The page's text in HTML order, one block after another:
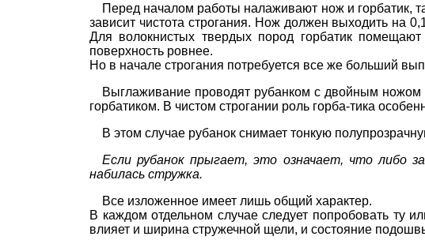
Перед началом работы налаживают нож и горбатик,
зависит чистота строгания. Нож должен выходить на
Для волокнистых твердых пород горбатик
поверхность ровнее.
Но в начале строгания потребуется все же больший
Выглаживание проводят рубанком с двойным
горбатиком. В чистом строгании роль горба-тика
В этом случае рубанок снимает тонкую
Если рубанок прыгает, это означает, что либо
набилась стружка.
Все изложенное имеет лишь общий характер.
В каждом отдельном случае следует попробовать ту
влияет и ширина стружечной щели, и состояние